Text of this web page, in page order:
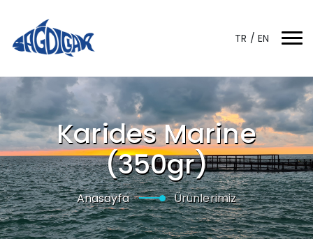
TR / EN
Karides Marine
(350gr)
Anasayfa Ürünlerimiz